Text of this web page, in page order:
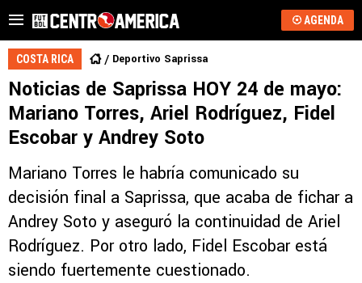
AGENDA
COSTA RICA Deportivo Saprissa
Noticias de Saprissa HOY 24 de mayo:
Mariano Torres, Ariel Rodríguez, Fidel
Escobar y Andrey Soto
Mariano Torres le habría comunicado su
decisión final a Saprissa, que acaba de fichar a
Andrey Soto y aseguró la continuidad de Ariel
Rodríguez. Por otro lado, Fidel Escobar está
siendo fuertemente cuestionado.